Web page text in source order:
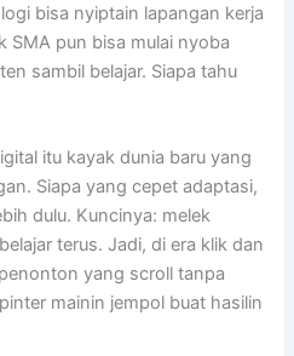
bisa nyiptain lapangan kerja
SMA pun bisa mulai nyoba
sambil belajar. Siapa tahu
itu kayak dunia baru yang
Siapa yang cepet adaptasi,
dulu. Kuncinya: melek
terus. Jadi, di era klik dan
yang scroll tanpa
mainin jempol buat hasilin